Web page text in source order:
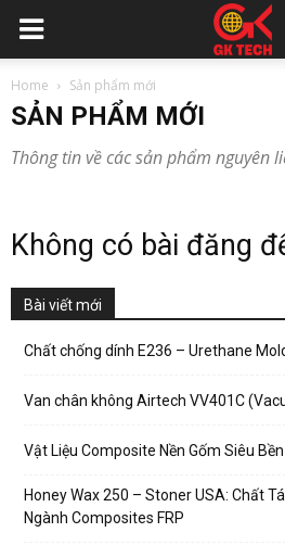
Home Sản phẩm mới
SẢN PHẨM MỚI
Thông tin về các sản phẩm nguyên
Không có bài đăng
Bài viết mới
Chất chống dính E236 – Urethane
Van chân không Airtech VV401C
Vật Liệu Composite Nền Gốm Siêu
Honey Wax 250 – Stoner USA: Chất
Ngành Composites FRP